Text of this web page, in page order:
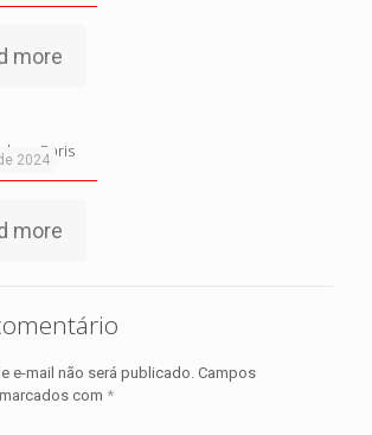
more
2024
em Paris
more
e-mail não será publicado. Campos
com *